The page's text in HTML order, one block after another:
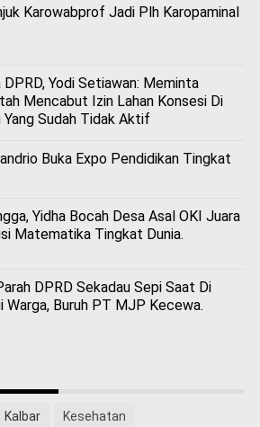
Karowabprof Jadi Plh Karopaminal
Yodi Setiawan: Meminta
Mencabut Izin Lahan Konsesi Di
Yang Sudah Tidak Aktif
Buka Expo Pendidikan Tingkat
Yidha Bocah Desa Asal OKI Juara
Matematika Tingkat Dunia.
DPRD Sekadau Sepi Saat Di
Warga, Buruh PT MJP Kecewa.
Kalbar Kesehatan